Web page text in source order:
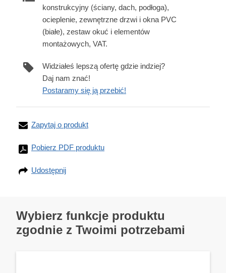
konstrukcyjny (ściany, dach, podłoga),
ocieplenie, zewnętrzne drzwi i okna PVC
(białe), zestaw okuć i elementów
montażowych, VAT.
Widziałeś lepszą ofertę gdzie indziej?
Daj nam znać!
Postaramy się ją przebić!
Zapytaj o produkt
Pobierz PDF produktu
Udostępnij
Wybierz funkcje produktu
zgodnie z Twoimi potrzebami